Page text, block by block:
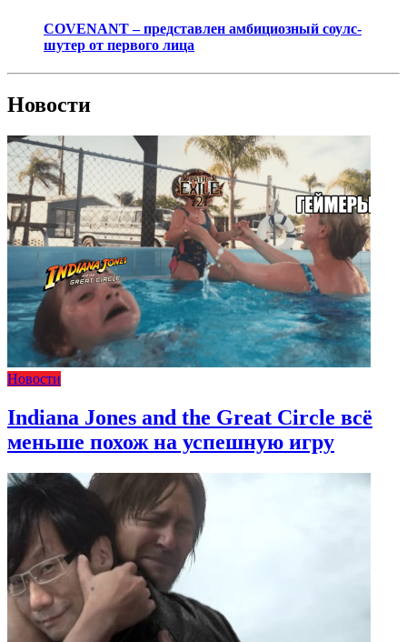
COVENANT – представлен амбициозный соулс-
шутер от первого лица
Новости
Новости
Indiana Jones and the Great Circle всё
меньше похож на успешную игру